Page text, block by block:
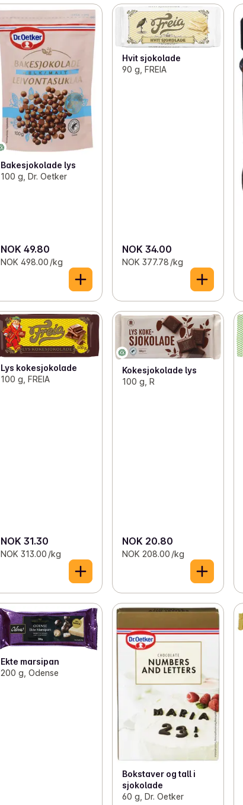
Bakesjokolade lys
100 g, Dr. Oetker
NOK 49.80
NOK 498.00 /kg
Hvit sjokolade
90 g, FREIA
NOK 34.00
NOK 377.78 /kg
Lys kokesjokolade
100 g, FREIA
NOK 31.30
NOK 313.00 /kg
Kokesjokolade lys
100 g, R
NOK 20.80
NOK 208.00 /kg
Ekte marsipan
200 g, Odense
Bokstaver og tall i
sjokolade
60 g, Dr. Oetker